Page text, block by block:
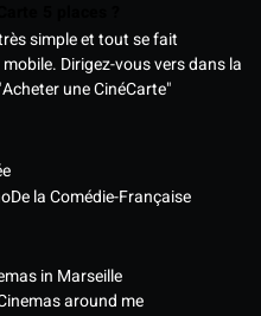
simple et tout se fait
Dirigez-vous vers dans la
une CinéCarte"
De la Comédie-Française
in Marseille
around me